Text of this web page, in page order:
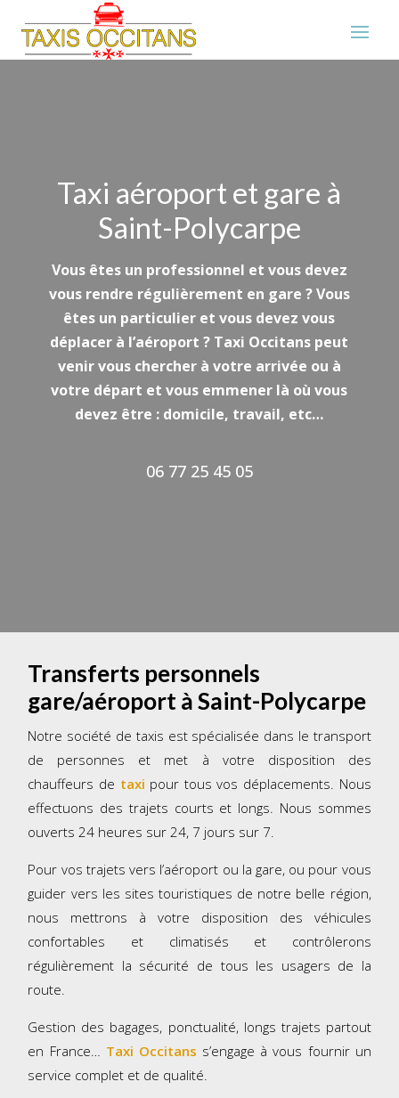
Taxi aéroport et gare à
Saint-Polycarpe
Vous êtes un professionnel et vous devez
vous rendre régulièrement en gare ? Vous
êtes un particulier et vous devez vous
déplacer à l’aéroport ? Taxi Occitans peut
venir vous chercher à votre arrivée ou à
votre départ et vous emmener là où vous
devez être : domicile, travail, etc…
06 77 25 45 05
Transferts personnels
gare/aéroport à Saint-Polycarpe
Notre société de taxis est spécialisée dans le transport
de personnes et met à votre disposition des
chauffeurs de taxi pour tous vos déplacements. Nous
effectuons des trajets courts et longs. Nous sommes
ouverts 24 heures sur 24, 7 jours sur 7.
Pour vos trajets vers l’aéroport ou la gare, ou pour vous
guider vers les sites touristiques de notre belle région,
nous mettrons à votre disposition des véhicules
confortables et climatisés et contrôlerons
régulièrement la sécurité de tous les usagers de la
route.
Gestion des bagages, ponctualité, longs trajets partout
en France… Taxi Occitans s’engage à vous fournir un
service complet et de qualité.